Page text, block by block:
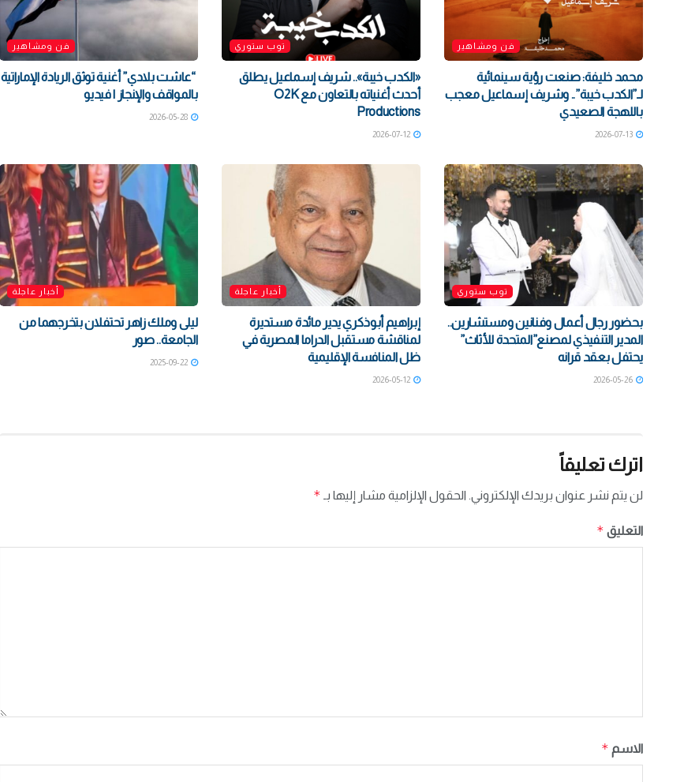
فن ومشاهير
محمد خليفة: صنعت رؤية سينمائية
لـ”الكدب خيبة”.. وشريف إسماعيل معجب
باللهجة الصعيدي
2026-07-13
توب ستوري
«الكدب خيبة».. شريف إسماعيل يطلق
أحدث أغنياته بالتعاون مع O2K
Productions
2026-07-12
فن ومشاهير
“عاشت بلادي” أغنية توثق الريادة الإماراتية
بالمواقف والإنجاز | فيديو
2026-05-28
توب ستوري
بحضور رجال أعمال وفنانين ومستشارين..
المدير التنفيذي لمصنع”المتحدة للأثاث”
يحتفل بعقد قرانه
2026-05-26
أخبار عاجلة
إبراهيم أبوذكري يدير مائدة مستديرة
لمناقشة مستقبل الدراما المصرية في
ظل المنافسة الإقليمية
2026-05-12
أخبار عاجلة
ليلى وملك زاهر تحتفلان بتخرجهما من
الجامعة.. صور
2025-09-22
اترك تعليقاً
لن يتم نشر عنوان بريدك الإلكتروني. الحقول الإلزامية مشار إليها بـ *
التعليق *
الاسم *